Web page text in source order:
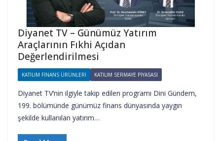
Diyanet TV – Günümüz Yatırım
Araçlarının Fıkhi Açıdan
Değerlendirilmesi
KATILIM FINANS ÜRÜNLERI KATILIM SERMAYE PIYASASI
Diyanet TV’nin ilgiyle takip edilen programı Dini Gündem,
199. bölümünde günümüz finans dünyasında yaygın
şekilde kullanılan yatırım…